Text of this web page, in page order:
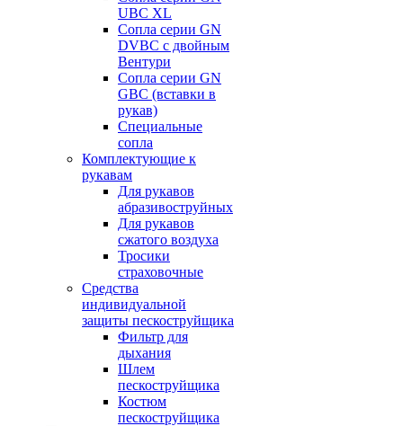
UBC XL
Сопла серии GN
DVBC с двойным
Вентури
Сопла серии GN
GBC (вставки в
рукав)
Специальные
сопла
Комплектующие к
рукавам
Для рукавов
абразивоструйных
Для рукавов
сжатого воздуха
Тросики
страховочные
Средства
индивидуальной
защиты пескоструйщика
Фильтр для
дыхания
Шлем
пескоструйщика
Костюм
пескоструйщика